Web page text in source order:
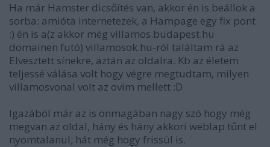
Ha már Hamster dicsőítés van, akkor én is beállok a
sorba: amióta internetezek, a Hampage egy fix pont
:) én is a(z akkor még villamos.budapest.hu
domainen futó) villamosok.hu-ról találtam rá az
Elvesztett sínekre, aztán az oldalra. Kb az életem
teljessé válása volt hogy végre megtudtam, milyen
villamosvonal volt az ovim mellett :D
Igazából már az is önmagában nagy szó hogy még
megvan az oldal, hány és hány akkori weblap tűnt el
nyomtalanul; hát még hogy frissül is.